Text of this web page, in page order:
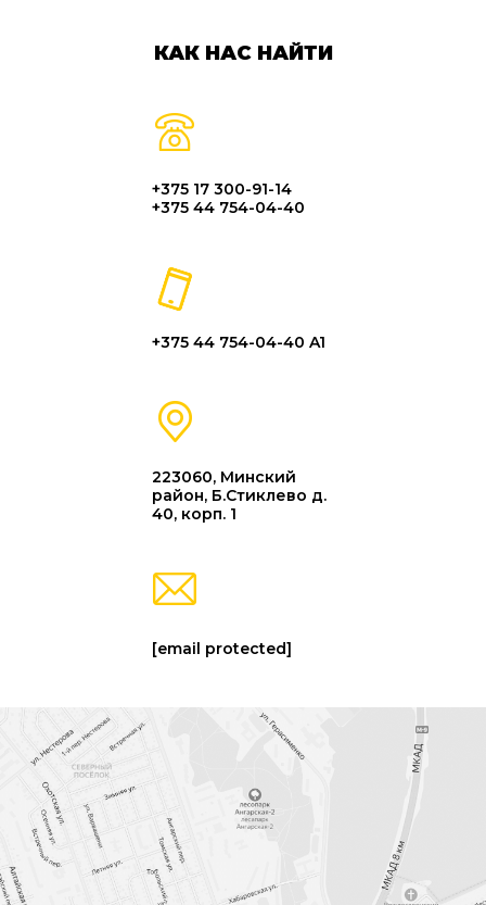
КАК НАС НАЙТИ
223060, Минский
район, Б.Стиклево д.
40, корп. 1
+375 17 300-91-14
+375 44 754-04-40
+375 44 754-04-40 A1
[email protected]